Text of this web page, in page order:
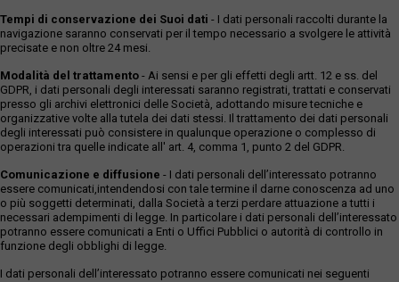
Tempi di conservazione dei Suoi dati - I dati personali raccolti durante la
navigazione saranno conservati per il tempo necessario a svolgere le attività
precisate e non oltre 24 mesi.
Modalità del trattamento - Ai sensi e per gli effetti degli artt. 12 e ss. del
GDPR, i dati personali degli interessati saranno registrati, trattati e conservati
presso gli archivi elettronici delle Società, adottando misure tecniche e
organizzative volte alla tutela dei dati stessi. Il trattamento dei dati personali
degli interessati può consistere in qualunque operazione o complesso di
operazioni tra quelle indicate all' art. 4, comma 1, punto 2 del GDPR.
Comunicazione e diffusione - I dati personali dell’interessato potranno
essere comunicati,intendendosi con tale termine il darne conoscenza ad uno
o più soggetti determinati, dalla Società a terzi perdare attuazione a tutti i
necessari adempimenti di legge. In particolare i dati personali dell’interessato
potranno essere comunicati a Enti o Uffici Pubblici o autorità di controllo in
funzione degli obblighi di legge.
I dati personali dell’interessato potranno essere comunicati nei seguenti